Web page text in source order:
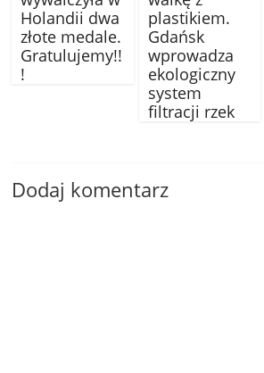
Holandii dwa
złote medale.
Gratulujemy!!
!
plastikiem.
Gdańsk
wprowadza
ekologiczny
system
filtracji rzek
Dodaj komentarz